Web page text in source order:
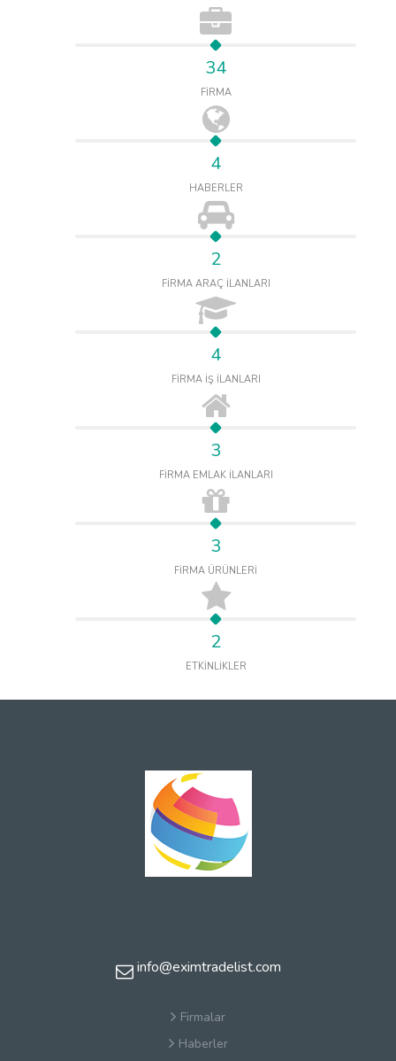
34
FİRMA
4
HABERLER
2
FİRMA ARAÇ İLANLARI
4
FİRMA İŞ İLANLARI
3
FİRMA EMLAK İLANLARI
3
FİRMA ÜRÜNLERİ
2
ETKİNLİKLER
info@eximtradelist.com
Firmalar
Haberler